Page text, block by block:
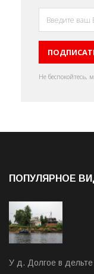
Не
ПОПУЛЯРНОЕ
У д. Долгое в